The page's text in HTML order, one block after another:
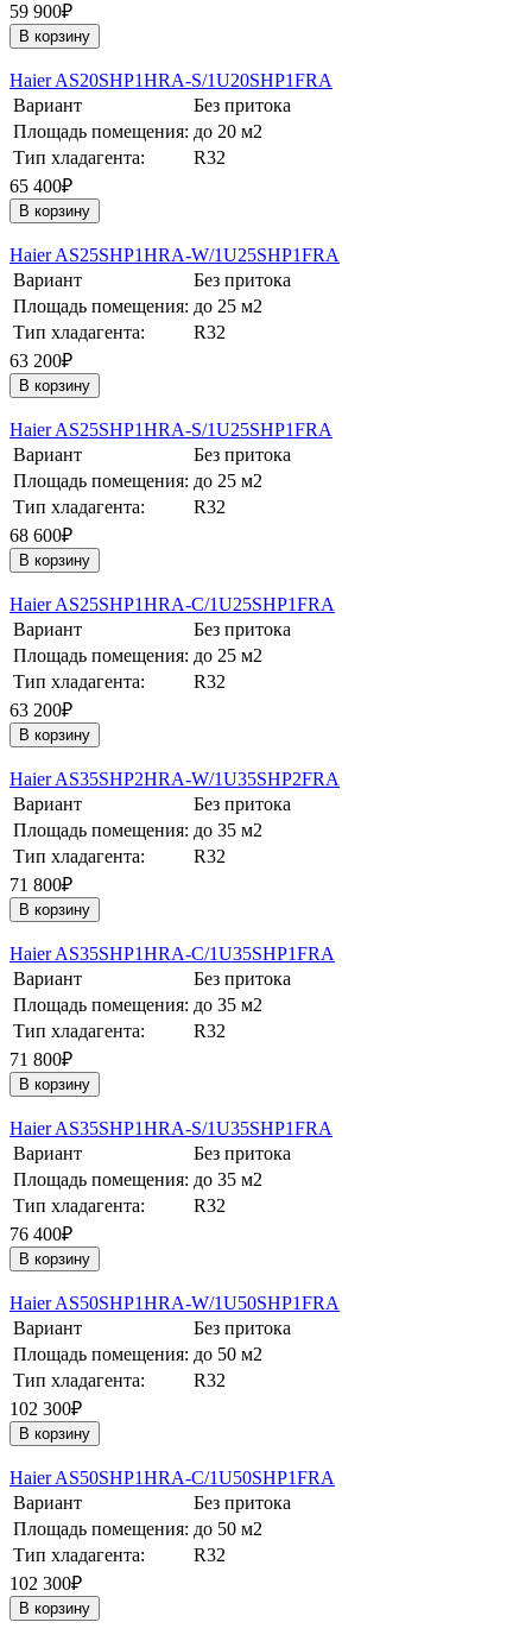
59 900₽
В корзину
Haier AS20SHP1HRA-S/1U20SHP1FRA
Вариант
Без притока
Площадь помещения: до 20 м2
Тип хладагента:
R32
65 400₽
В корзину
Haier AS25SHP1HRA-W/1U25SHP1FRA
Вариант
Без притока
Площадь помещения: до 25 м2
Тип хладагента:
R32
63 200₽
В корзину
Haier AS25SHP1HRA-S/1U25SHP1FRA
Вариант
Без притока
Площадь помещения: до 25 м2
Тип хладагента:
R32
68 600₽
В корзину
Haier AS25SHP1HRA-С/1U25SHP1FRA
Вариант
Без притока
Площадь помещения: до 25 м2
Тип хладагента:
R32
63 200₽
В корзину
Haier AS35SHP2HRA-W/1U35SHP2FRA
Вариант
Без притока
Площадь помещения: до 35 м2
Тип хладагента:
R32
71 800₽
В корзину
Haier AS35SHP1HRA-С/1U35SHP1FRA
Вариант
Без притока
Площадь помещения: до 35 м2
Тип хладагента:
R32
71 800₽
В корзину
Haier AS35SHP1HRA-S/1U35SHP1FRA
Вариант
Без притока
Площадь помещения: до 35 м2
Тип хладагента:
R32
76 400₽
В корзину
Haier AS50SHP1HRA-W/1U50SHP1FRA
Вариант
Без притока
Площадь помещения: до 50 м2
Тип хладагента:
R32
102 300₽
В корзину
Haier AS50SHP1HRA-С/1U50SHP1FRA
Вариант
Без притока
Площадь помещения: до 50 м2
Тип хладагента:
R32
102 300₽
В корзину